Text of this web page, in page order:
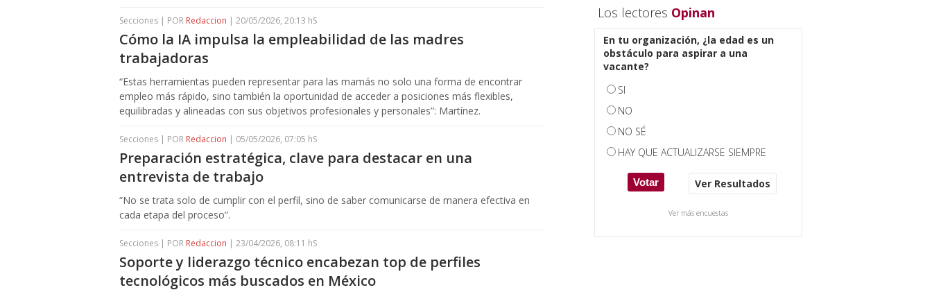
Secciones | POR Redaccion | 20/05/2026, 20:13 hS
Cómo la IA impulsa la empleabilidad de las madres
trabajadoras
“Estas herramientas pueden representar para las mamás no solo una forma de encontrar
empleo más rápido, sino también la oportunidad de acceder a posiciones más flexibles,
equilibradas y alineadas con sus objetivos profesionales y personales”: Martínez.
Secciones | POR Redaccion | 05/05/2026, 07:05 hS
Preparación estratégica, clave para destacar en una
entrevista de trabajo
“No se trata solo de cumplir con el perfil, sino de saber comunicarse de manera efectiva en
cada etapa del proceso”.
Secciones | POR Redaccion | 23/04/2026, 08:11 hS
Soporte y liderazgo técnico encabezan top de perfiles
tecnológicos más buscados en México
Los lectores Opinan
En tu organización, ¿la edad es un
obstáculo para aspirar a una
vacante?
SI
NO
NO SÉ
HAY QUE ACTUALIZARSE SIEMPRE
Ver Resultados
Ver más encuestas